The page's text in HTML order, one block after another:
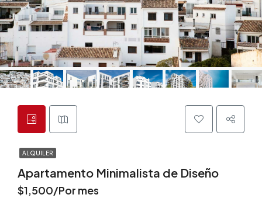
ALQUILER
Apartamento Minimalista de Diseño
$1,500/Por mes